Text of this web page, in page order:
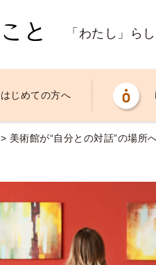
「わたし」ら
はじめての方へ
> 美術館が“自分との対話”の場所